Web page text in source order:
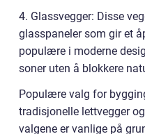
4. Glassvegger: Disse
glasspaneler som gir et
populære i moderne
soner uten å blokkere
Populære valg for
tradisjonelle lettvegger
valgene er vanlige på